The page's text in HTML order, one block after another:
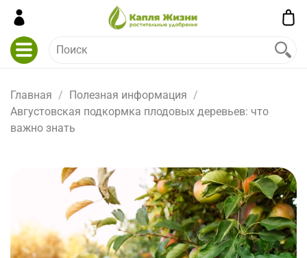
Главная
Полезная информация
Августовская подкормка плодовых деревьев: что
важно знать